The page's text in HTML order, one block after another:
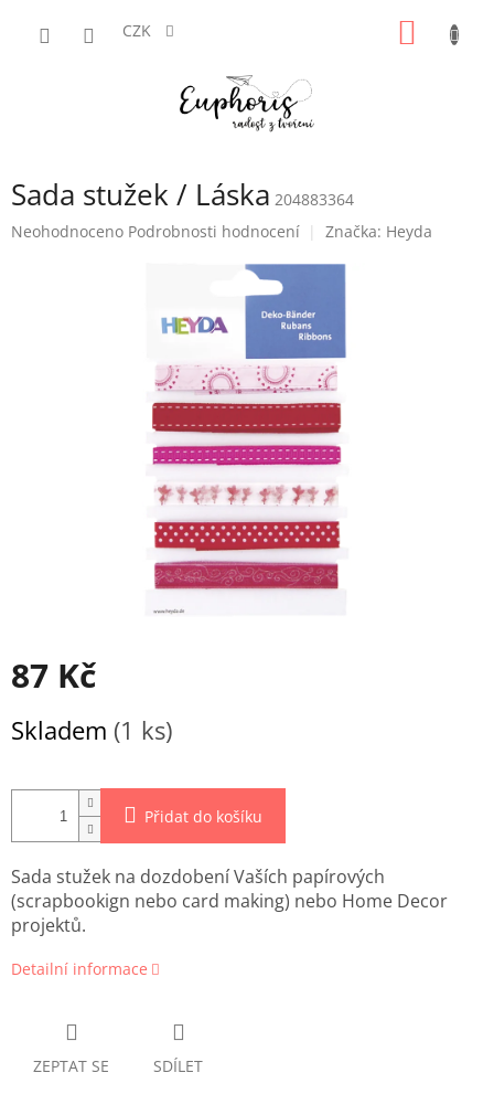
CZK
Sada stužek / Láska 204883364
Průměrné
Neohodnoceno Podrobnosti hodnocení Značka: Heyda
87 Kč
cena:
Skladem (1 ks)
Přidat do košíku
Sada stužek na dozdobení Vaších papírových
(scrapbookign nebo card making) nebo Home Decor
projektů.
Detailní informace
ZEPTAT SE SDÍLET